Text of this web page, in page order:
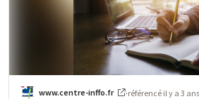
www.centre-inffo.fr ·référencé il y a 3 ans